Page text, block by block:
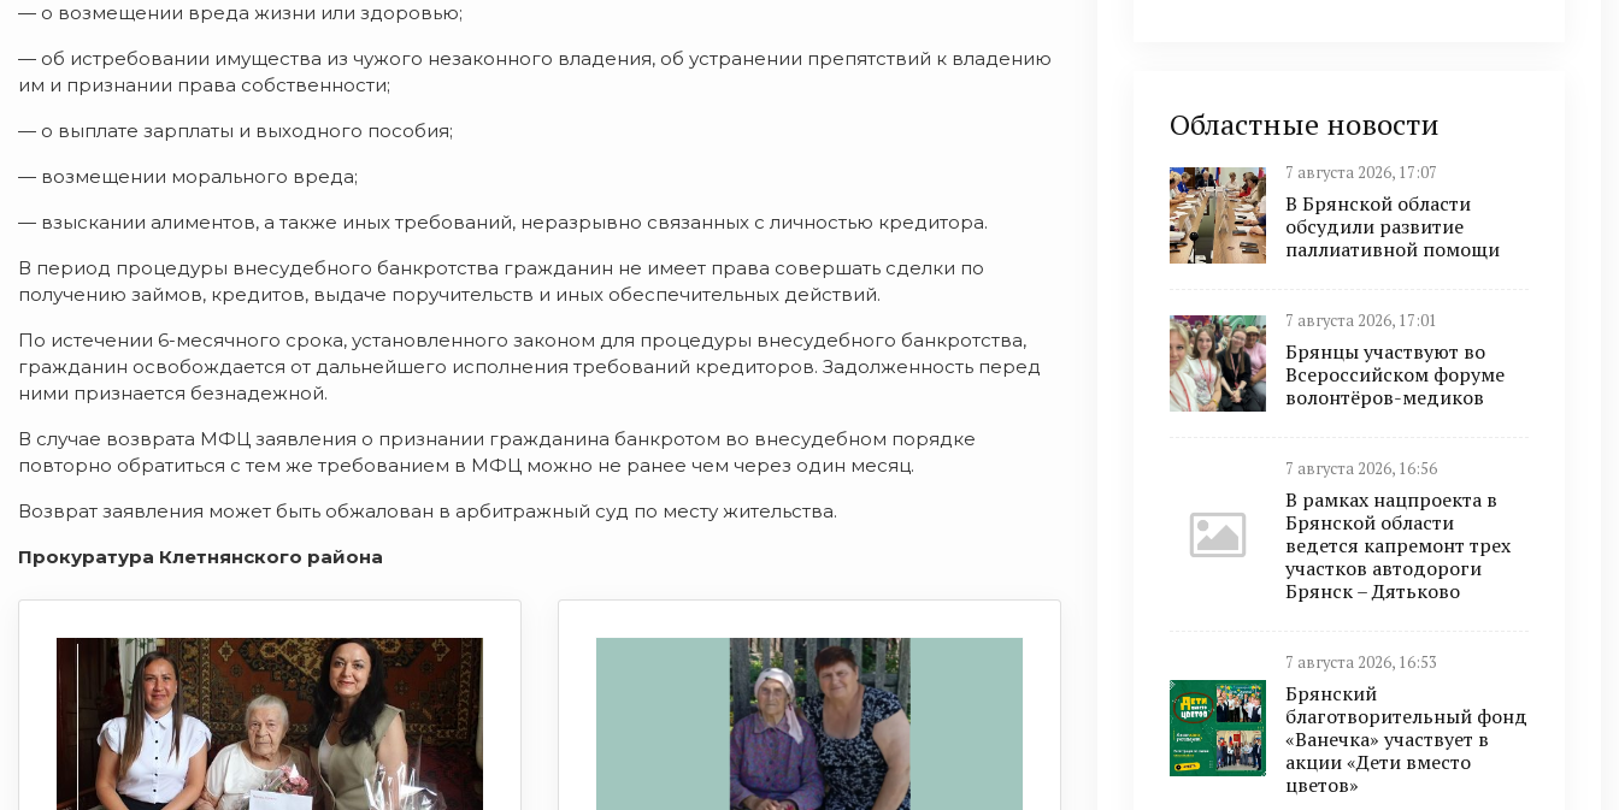
— о возмещении вреда жизни или здоровью;
— об истребовании имущества из чужого незаконного владения, об устранении препятствий к владению
им и признании права собственности;
— о выплате зарплаты и выходного пособия;
— возмещении морального вреда;
— взыскании алиментов, а также иных требований, неразрывно связанных с личностью кредитора.
В период процедуры внесудебного банкротства гражданин не имеет права совершать сделки по
получению займов, кредитов, выдаче поручительств и иных обеспечительных действий.
По истечении 6-месячного срока, установленного законом для процедуры внесудебного банкротства,
гражданин освобождается от дальнейшего исполнения требований кредиторов. Задолженность перед
ними признается безнадежной.
В случае возврата МФЦ заявления о признании гражданина банкротом во внесудебном порядке
повторно обратиться с тем же требованием в МФЦ можно не ранее чем через один месяц.
Возврат заявления может быть обжалован в арбитражный суд по месту жительства.
Прокуратура Клетнянского района
Областные новости
7 августа 2026, 17:07
В Брянской области
обсудили развитие
паллиативной помощи
7 августа 2026, 17:01
Брянцы участвуют во
Всероссийском форуме
волонтёров-медиков
7 августа 2026, 16:56
В рамках нацпроекта в
Брянской области
ведется капремонт трех
участков автодороги
Брянск – Дятьково
7 августа 2026, 16:53
Брянский
благотворительный фонд
«Ванечка» участвует в
акции «Дети вместо
цветов»